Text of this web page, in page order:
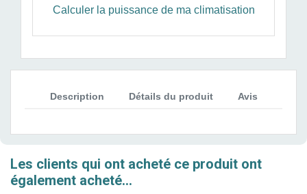
Calculer la puissance de ma climatisation
Description Détails du produit Avis
Les clients qui ont acheté ce produit ont
également acheté...